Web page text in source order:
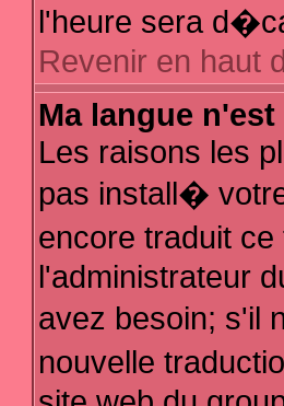
l'heure sera
Revenir en haut
Ma langue
Les raisons les
pas install�
encore traduit
l'administrateur
avez besoin; s'il
nouvelle